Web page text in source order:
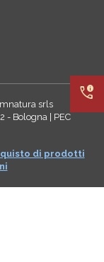
srls
- Bologna | PEC
di prodotti
call_quality